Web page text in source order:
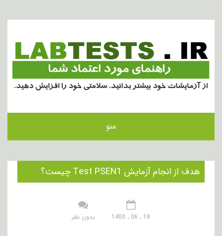
منو
هدف از انجام آزمایش Test PSEN1 چیست؟
18 ، 06 ، 1400 بدون نظر